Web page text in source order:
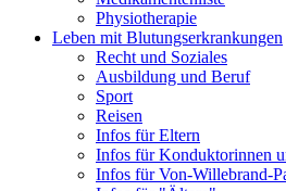
Physiotherapie
Leben mit Blutungserkrankungen
Recht und Soziales
Ausbildung und Beruf
Sport
Reisen
Infos für Eltern
Infos für Konduktorinnen
Infos für Von-Willebrand-